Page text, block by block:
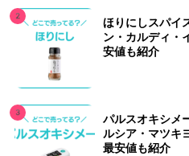
ほりにしスパイ
ン・カルディ・
安値も紹介
パルスオキシメ
ルシア・マツキ
最安値も紹介